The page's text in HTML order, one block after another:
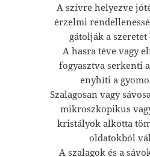
A szívre helyezve
érzelmi
gátolják a szeretet
A hasra téve vagy
fogyasztva serkenti
enyhíti a
Szalagosan vagy
mikroszkopikus
kristályok alkotta
oldatokból
A szalagok és a